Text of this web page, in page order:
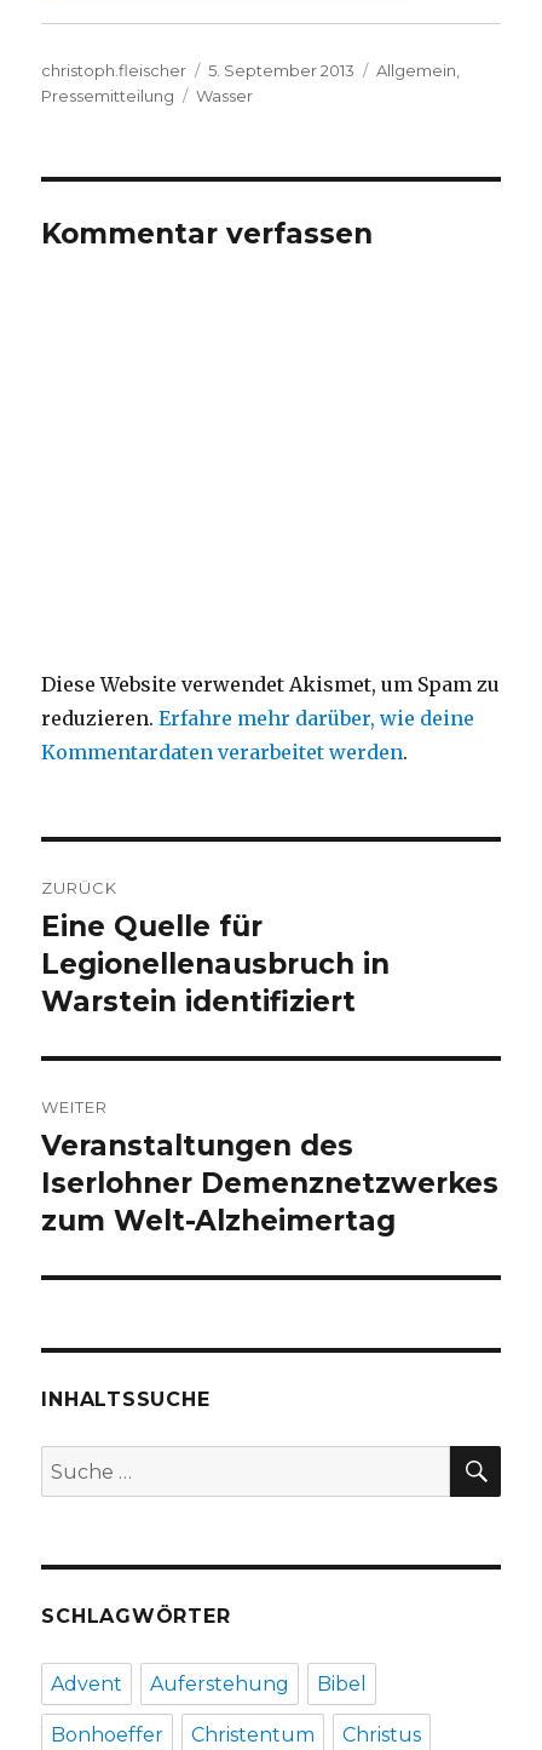
Autor
christoph.fleischer
Veröffentlicht
am
5. September 2013 Kategorien
Allgemein
Pressemitteilung
Schlagwörter
Wasser
Kommentar verfassen
Diese Website verwendet Akismet, um Spam zu
reduzieren.Erfahre mehr darüber, wie deine
Kommentardaten verarbeitet werden.
ZURÜCK
Vorheriger
Beitrag:
Eine Quelle für
Legionellenausbruch in
Warstein identifiziert
WEITER
Nächster
Beitrag:
Veranstaltungen des
Iserlohner Demenznetzwerkes
zum Welt-Alzheimertag
INHALTSSUCHE
Suche
nach:
SCHLAGWÖRTER
Advent Auferstehung Bibel
Bonhoeffer Christentum Christus